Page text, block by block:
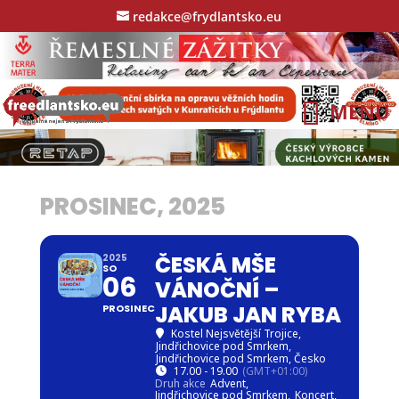
redakce@frydlantsko.eu
PROSINEC, 2025
2025
SO
06
PROSINEC
ČESKÁ MŠE
VÁNOČNÍ –
JAKUB JAN RYBA
Kostel Nejsvětější Trojice,
Jindřichovice pod Smrkem,
Jindřichovice pod Smrkem, Česko
17.00 - 19.00 (GMT+01:00)
Druh akce Advent,
Jindřichovice pod Smrkem, Koncert,